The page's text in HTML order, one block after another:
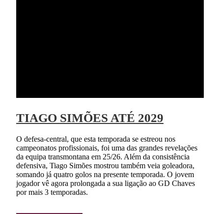
TIAGO SIMÕES ATÉ 2029
O defesa-central, que esta temporada se estreou nos
campeonatos profissionais, foi uma das grandes revelações
da equipa transmontana em 25/26. Além da consistência
defensiva, Tiago Simões mostrou também veia goleadora,
somando já quatro golos na presente temporada. O jovem
jogador vê agora prolongada a sua ligação ao GD Chaves
por mais 3 temporadas.